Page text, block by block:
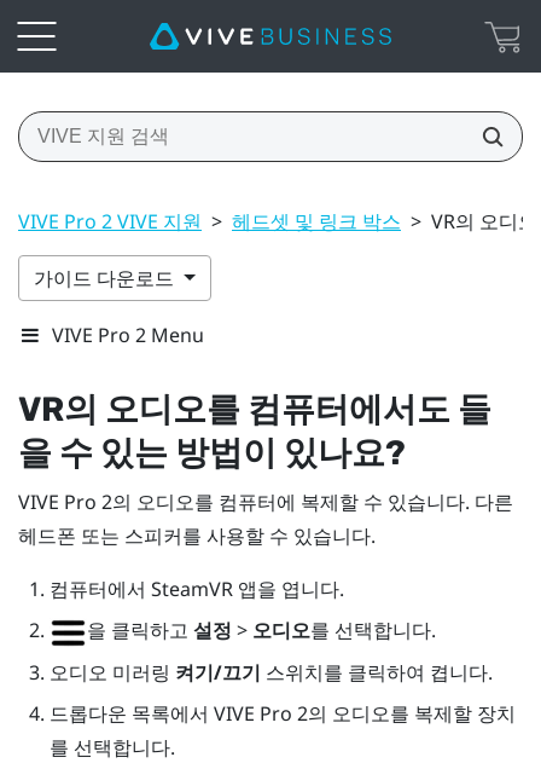
VIVE Pro 2 VIVE 지원 > 헤드셋 및 링크 박스 > VR의 오디
가이드 다운로드
VIVE Pro 2 Menu
VR의 오디오를 컴퓨터에서도 들
을 수 있는 방법이 있나요?
VIVE Pro 2의 오디오를 컴퓨터에 복제할 수 있습니다. 다른
헤드폰 또는 스피커를 사용할 수 있습니다.
컴퓨터에서 SteamVR앱을 엽니다.
을 클릭하고 설정 > 오디오를 선택합니다.
오디오 미러링 켜기/끄기 스위치를 클릭하여 켭니다.
드롭다운 목록에서 VIVE Pro 2의 오디오를 복제할 장치
를 선택합니다.